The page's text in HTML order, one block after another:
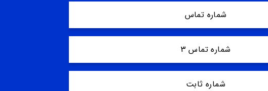
شماره تماس
شماره تماس 3
شماره ثابت